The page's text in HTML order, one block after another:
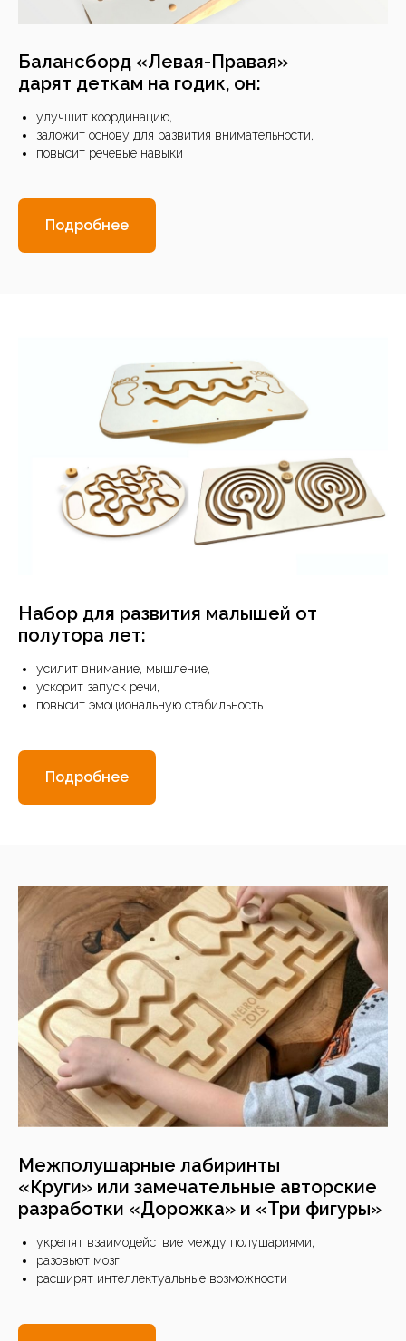
Балансборд «Левая-Правая»
дарят деткам на годик, он:
улучшит координацию,
заложит основу для развития внимательности,
повысит речевые навыки
Подробнее
Набор для развития малышей от
полутора лет:
усилит внимание, мышление,
ускорит запуск речи,
повысит эмоциональную стабильность
Подробнее
Межполушарные лабиринты
«Круги» или замечательные авторские
разработки «Дорожка» и «Три фигуры»
укрепят взаимодействие между полушариями,
разовьют мозг,
расширят интеллектуальные возможности